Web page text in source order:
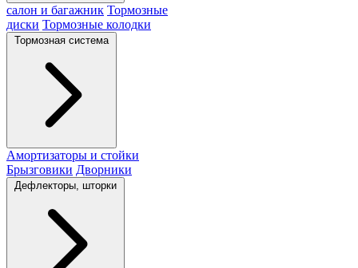
салон и багажник Тормозные
диски Тормозные колодки
Тормозная система
Амортизаторы и стойки
Брызговики Дворники
Дефлекторы, шторки